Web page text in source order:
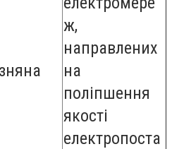
ж,
направлених
на
поліпшення
якості
електропоста